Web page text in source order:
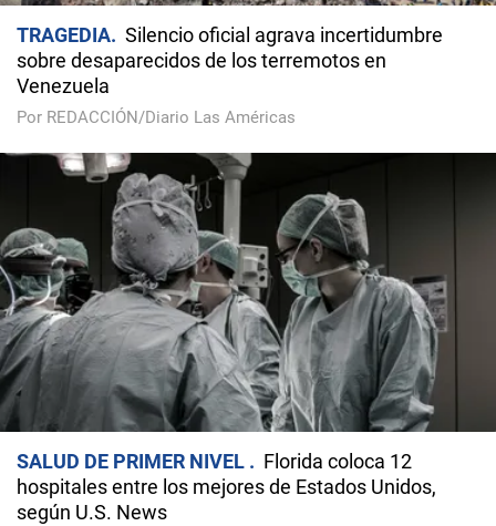
TRAGEDIA
Silencio oficial agrava incertidumbre
sobre desaparecidos de los terremotos en
Venezuela
Por REDACCIÓN/Diario Las Américas
SALUD DE PRIMER NIVEL
Florida coloca 12
hospitales entre los mejores de Estados Unidos,
según U.S. News